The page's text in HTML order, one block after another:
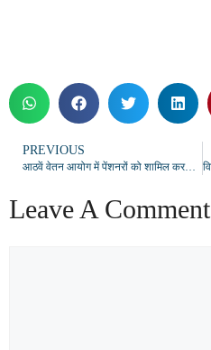
PREVIOUS
आठवें वेतन आयोग में पेंशनरों को शामिल करने की मांग, बैठक में उठी पेंशन कटौती व कैशलेस स्वास्थ्य सुविधा की आवाज
Leave A Comment